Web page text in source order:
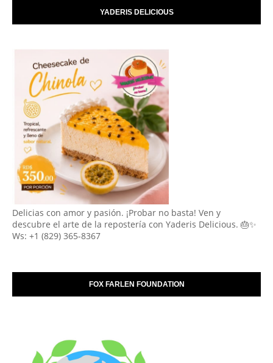
YADERIS DELICIOUS
Delicias con amor y pasión. ¡Probar no basta! Ven y
descubre el arte de la repostería con Yaderis Delicious. 🎂✨
Ws: +1 (829) 365-8367
FOX FARLEN FOUNDATION